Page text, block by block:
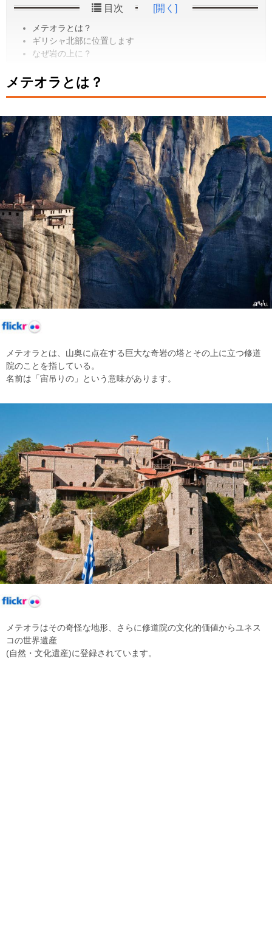
目次 [開く]
メテオラとは？
ギリシャ北部に位置します
なぜ岩の上に？
メテオラとは？
メテオラとは、山奥に点在する巨大な奇岩の塔とその上に立つ修道
院のことを指している。
名前は「宙吊りの」という意味があります。
メテオラはその奇怪な地形、さらに修道院の文化的価値からユネス
コの世界遺産
(自然・文化遺産)に登録されています。